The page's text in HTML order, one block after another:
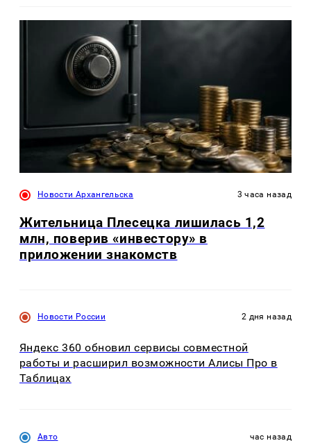
Новости Архангельска 3 часа назад
Жительница Плесецка лишилась 1,2
млн, поверив «инвестору» в
приложении знакомств
Новости России 2 дня назад
Яндекс 360 обновил сервисы совместной
работы и расширил возможности Алисы Про в
Таблицах
Авто час назад